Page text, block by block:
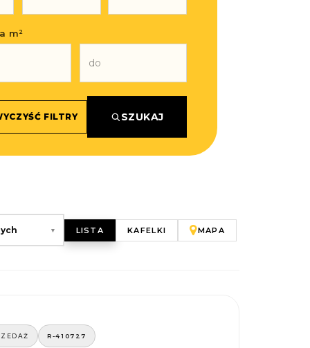
m²
FILTRY SZUKAJ
▾ LISTA KAFELKI MAPA
R-410727